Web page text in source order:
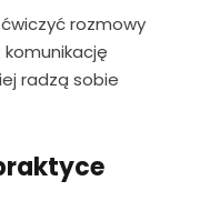
rozmowy
radzą sobie